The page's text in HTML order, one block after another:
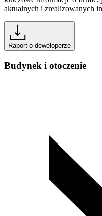
aktualnych i zrealizowanych
Raport o deweloperze
Budynek i otoczenie